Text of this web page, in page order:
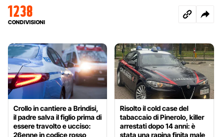
1238
CONDIVISIONI
Crollo in cantiere a Brindisi,
il padre salva il figlio prima di
essere travolto e ucciso:
26enne in codice rosso
Risolto il cold case del
tabaccaio di Pinerolo, killer
arrestati dopo 14 anni: è
stata una rapina finita male